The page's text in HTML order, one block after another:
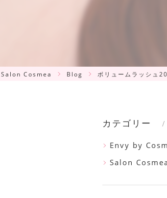
Salon Cosmea Blog ボリュームラッシュ
カテゴリー
Envy by
Salon Cosmea